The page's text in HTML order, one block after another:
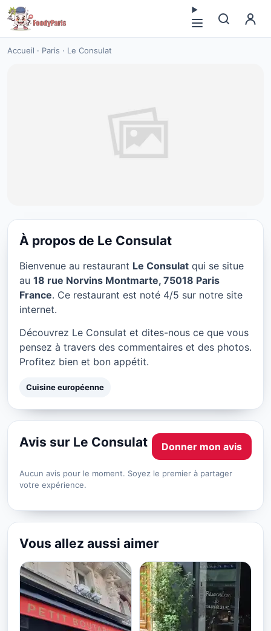
Accueil · Paris · Le Consulat
Le Consulat à Paris
★ 4/5
À propos de Le Consulat
Bienvenue au restaurant Le Consulat qui se situe
au 18 rue Norvins Montmarte, 75018 Paris
France. Ce restaurant est noté 4/5 sur notre site
internet.
Découvrez Le Consulat et dites-nous ce que vous
pensez à travers des commentaires et des photos.
Profitez bien et bon appétit.
Cuisine européenne
Avis sur Le Consulat Donner mon avis
Aucun avis pour le moment. Soyez le premier à partager
votre expérience.
Vous allez aussi aimer